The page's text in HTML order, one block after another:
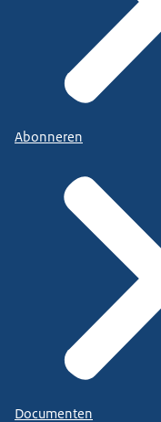
Abonneren
Documenten